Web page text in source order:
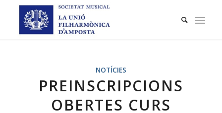
NOTÍCIES
PREINSCRIPCIONS
OBERTES CURS